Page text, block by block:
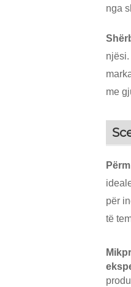
nga
me
për
të